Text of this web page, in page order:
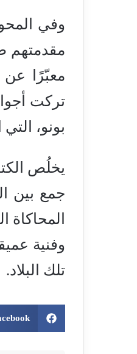
وفي
مقدمتهم
معبّرًا عن
تركت
بونو،
يخلُص
جمع بين
وفنية
تلك البلاد.